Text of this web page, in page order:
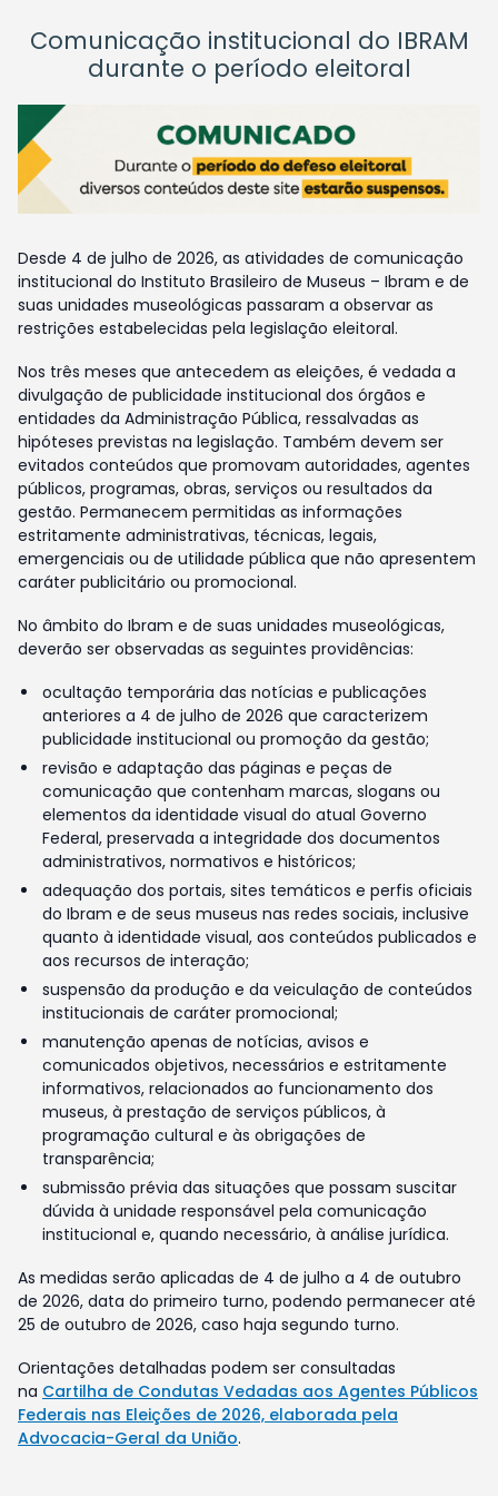
Comunicação institucional do IBRAM
durante o período eleitoral
Desde 4 de julho de 2026, as atividades de comunicação
institucional do Instituto Brasileiro de Museus – Ibram e de
suas unidades museológicas passaram a observar as
restrições estabelecidas pela legislação eleitoral.
Nos três meses que antecedem as eleições, é vedada a
divulgação de publicidade institucional dos órgãos e
entidades da Administração Pública, ressalvadas as
hipóteses previstas na legislação. Também devem ser
evitados conteúdos que promovam autoridades, agentes
públicos, programas, obras, serviços ou resultados da
gestão. Permanecem permitidas as informações
estritamente administrativas, técnicas, legais,
emergenciais ou de utilidade pública que não apresentem
caráter publicitário ou promocional.
No âmbito do Ibram e de suas unidades museológicas,
deverão ser observadas as seguintes providências:
ocultação temporária das notícias e publicações
anteriores a 4 de julho de 2026 que caracterizem
publicidade institucional ou promoção da gestão;
revisão e adaptação das páginas e peças de
comunicação que contenham marcas, slogans ou
elementos da identidade visual do atual Governo
Federal, preservada a integridade dos documentos
administrativos, normativos e históricos;
adequação dos portais, sites temáticos e perfis oficiais
do Ibram e de seus museus nas redes sociais, inclusive
quanto à identidade visual, aos conteúdos publicados e
aos recursos de interação;
suspensão da produção e da veiculação de conteúdos
institucionais de caráter promocional;
manutenção apenas de notícias, avisos e
comunicados objetivos, necessários e estritamente
informativos, relacionados ao funcionamento dos
museus, à prestação de serviços públicos, à
programação cultural e às obrigações de
transparência;
submissão prévia das situações que possam suscitar
dúvida à unidade responsável pela comunicação
institucional e, quando necessário, à análise jurídica.
As medidas serão aplicadas de 4 de julho a 4 de outubro
de 2026, data do primeiro turno, podendo permanecer até
25 de outubro de 2026, caso haja segundo turno.
Orientações detalhadas podem ser consultadas
na Cartilha de Condutas Vedadas aos Agentes Públicos
Federais nas Eleições de 2026, elaborada pela
Advocacia-Geral da União.